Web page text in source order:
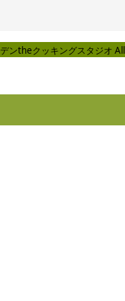
ンtheクッキングスタジオ